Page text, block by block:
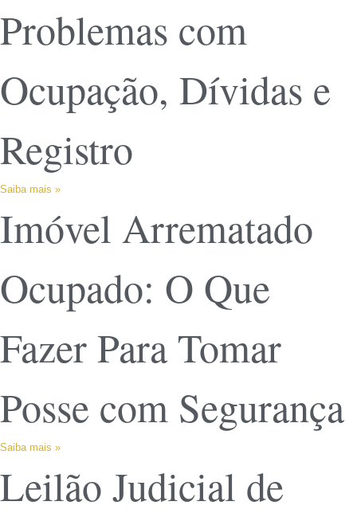
Problemas com
Ocupação, Dívidas e
Registro
Saiba mais »
Imóvel Arrematado
Ocupado: O Que
Fazer Para Tomar
Posse com Segurança
Saiba mais »
Leilão Judicial de